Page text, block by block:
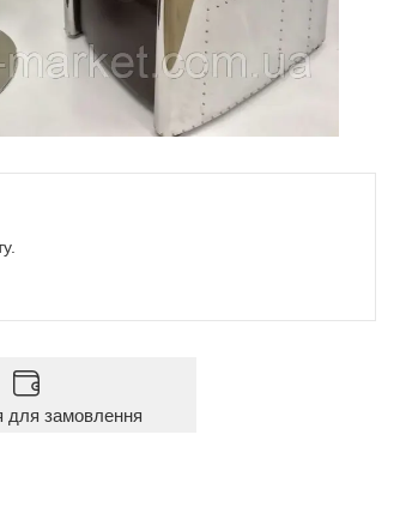
для замовлення